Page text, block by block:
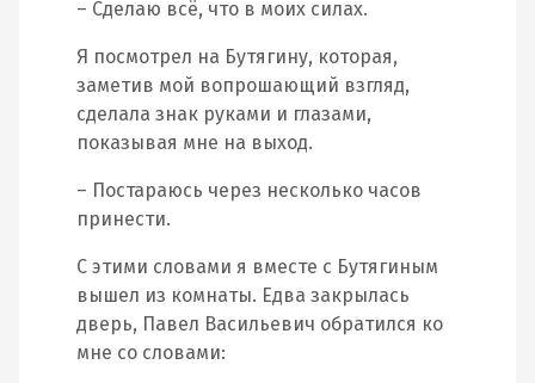
– Сделаю всё, что в моих силах.
Я посмотрел на Бутягину, которая,
заметив мой вопрошающий взгляд,
сделала знак руками и глазами,
показывая мне на выход.
– Постараюсь через несколько часов
принести.
С этими словами я вместе с Бутягиным
вышел из комнаты. Едва закрылась
дверь, Павел Васильевич обратился ко
мне со словами: